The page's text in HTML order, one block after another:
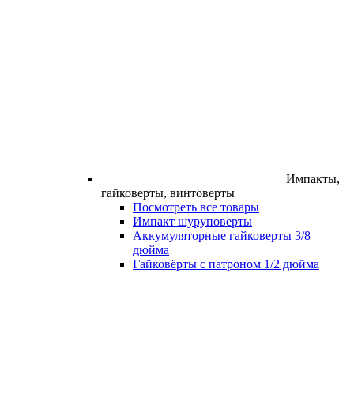
Импакты,
гайковерты, винтоверты
Посмотреть все товары
Импакт шуруповерты
Аккумуляторные гайковерты 3/8
дюйма
Гайковёрты с патроном 1/2 дюйма